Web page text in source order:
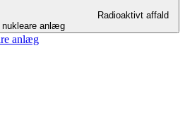
Radioaktivt affald
nukleare anlæg
anlæg